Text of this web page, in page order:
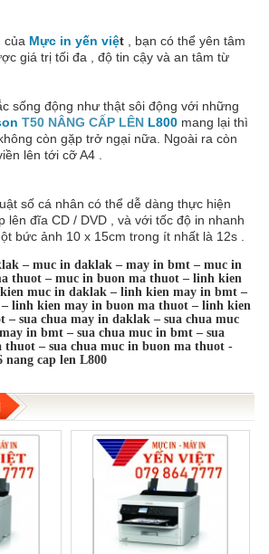
của Mực in yến việt , bạn có thể yên tâm
giá trị tối đa , độ tin cậy và an tâm từ
sống động như thật sôi động với những
T50 NÂNG CẤP LÊN L800 mang lại thì
còn gặp trở ngại nữa. Ngoài ra còn
lên tới cỡ A4 .
số cá nhân có thể dễ dàng thực hiện
lên đĩa CD / DVD , và với tốc độ in nhanh
bức ảnh 10 x 15cm trong ít nhất là 12s .
– muc in daklak – may in bmt – muc in
thuot – muc in buon ma thuot – linh kien
muc in daklak – linh kien may in bmt –
linh kien may in buon ma thuot – linh kien
– sua chua may in daklak – sua chua muc
in bmt – sua chua muc in bmt – sua
thuot – sua chua muc in buon ma thuot -
nang cap len L800